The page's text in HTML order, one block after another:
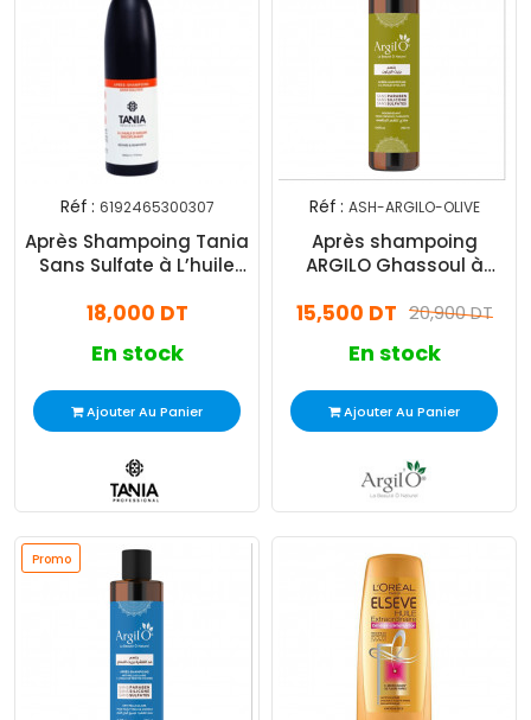
Réf : 6192465300307
Après Shampoing Tania
Sans Sulfate à L’huile
18,000 DT
En stock
Ajouter Au Panier
Réf : ASH-ARGILO-OLIVE
Après shampoing
ARGILO Ghassoul à
20,900 DT
15,500 DT
En stock
Ajouter Au Panier
Promo